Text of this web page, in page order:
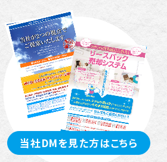
当社DMを見た方はこちら